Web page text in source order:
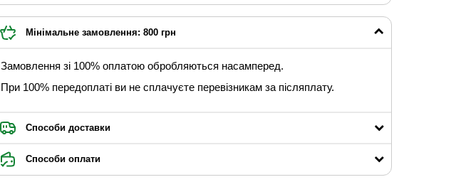
Мінімальне замовлення: 800 грн
Замовлення зі 100% оплатою обробляються насамперед.
При 100% передоплаті ви не сплачуєте перевізникам за післяплату.
Способи доставки
Способи оплати